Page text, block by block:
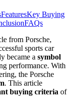
FeaturesKey Buying
FAQs
from Porsche,
sports car
became a symbol
performance. With
the Porsche
. This article
buying criteria of